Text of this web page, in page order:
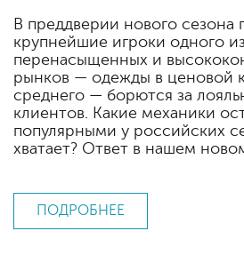
В преддверии нового сезона
крупнейшие игроки одного
перенасыщенных и
рынков — одежды в ценовой
среднего — борются за
клиентов. Какие механики
популярными у российских
хватает? Ответ в нашем
ПОДРОБНЕЕ